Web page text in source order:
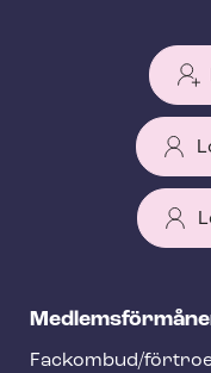
e
Fackombud/